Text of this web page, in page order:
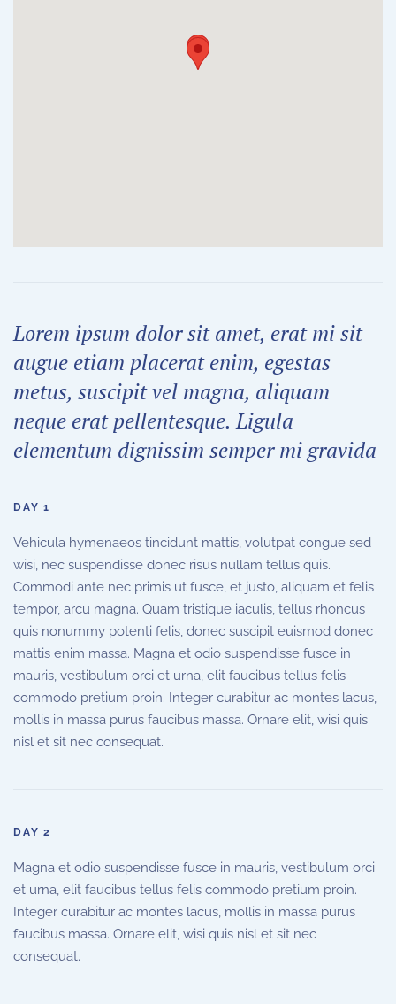
Lorem ipsum dolor sit amet, erat mi sit
augue etiam placerat enim, egestas
metus, suscipit vel magna, aliquam
neque erat pellentesque. Ligula
elementum dignissim semper mi gravida
DAY 1
Vehicula hymenaeos tincidunt mattis, volutpat congue sed
wisi, nec suspendisse donec risus nullam tellus quis.
Commodi ante nec primis ut fusce, et justo, aliquam et felis
tempor, arcu magna. Quam tristique iaculis, tellus rhoncus
quis nonummy potenti felis, donec suscipit euismod donec
mattis enim massa. Magna et odio suspendisse fusce in
mauris, vestibulum orci et urna, elit faucibus tellus felis
commodo pretium proin. Integer curabitur ac montes lacus,
mollis in massa purus faucibus massa. Ornare elit, wisi quis
nisl et sit nec consequat.
DAY 2
Magna et odio suspendisse fusce in mauris, vestibulum orci
et urna, elit faucibus tellus felis commodo pretium proin.
Integer curabitur ac montes lacus, mollis in massa purus
faucibus massa. Ornare elit, wisi quis nisl et sit nec
consequat.